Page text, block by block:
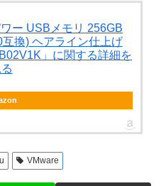
ー USBメモリ 256GB
換) ヘアライン仕上げ
」に関する詳細を
VMware